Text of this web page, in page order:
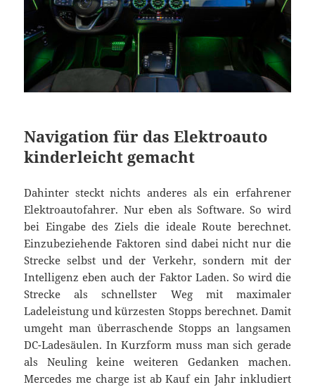
Navigation für das Elektroauto
kinderleicht gemacht
Dahinter steckt nichts anderes als ein erfahrener
Elektroautofahrer. Nur eben als Software. So wird
bei Eingabe des Ziels die ideale Route berechnet.
Einzubeziehende Faktoren sind dabei nicht nur die
Strecke selbst und der Verkehr, sondern mit der
Intelligenz eben auch der Faktor Laden. So wird die
Strecke als schnellster Weg mit maximaler
Ladeleistung und kürzesten Stopps berechnet. Damit
umgeht man überraschende Stopps an langsamen
DC-Ladesäulen. In Kurzform muss man sich gerade
als Neuling keine weiteren Gedanken machen.
Mercedes me charge ist ab Kauf ein Jahr inkludiert